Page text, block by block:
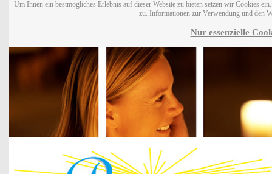
Um Ihnen ein bestmögliches Erlebnis auf dieser Website zu bieten setzen wir Cookies
zu. Informationen zur Verwendung und den
Nur essenzielle